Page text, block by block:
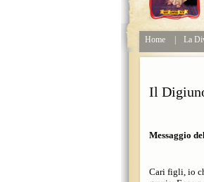
Home La
Il
Messaggio
Cari figli, io